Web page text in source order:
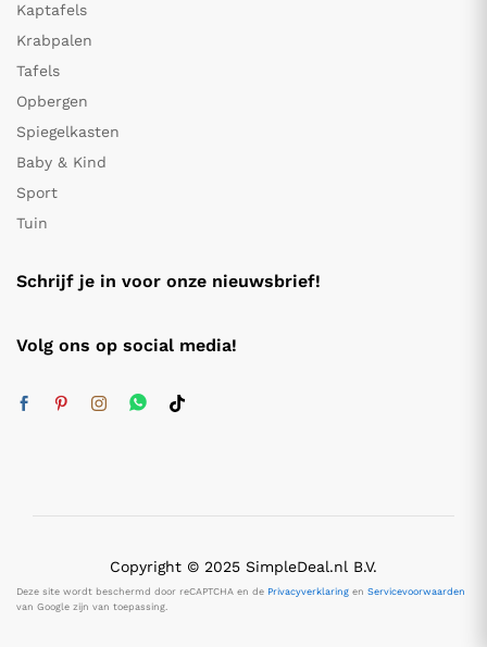
Kaptafels
Krabpalen
Tafels
Opbergen
Spiegelkasten
Baby & Kind
Sport
Tuin
Schrijf je in voor onze nieuwsbrief!
Volg ons op social media!
Copyright © 2025 SimpleDeal.nl B.V.
Deze site wordt beschermd door reCAPTCHA en de Privacyverklaring en Servicevoorwaarden
van Google zijn van toepassing.